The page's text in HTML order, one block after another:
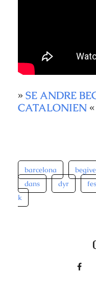
»SE ANDRE
CATALONIEN «
barcelona
dans
dyr
k